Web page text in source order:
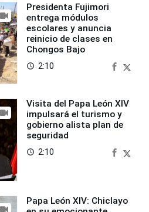
Presidenta Fujimori
entrega módulos
escolares y anuncia
reinicio de clases en
Chongos Bajo
access_time 2:10
Visita del Papa León XIV
impulsará el turismo y
gobierno alista plan de
seguridad
access_time 2:10
Papa León XIV: Chiclayo